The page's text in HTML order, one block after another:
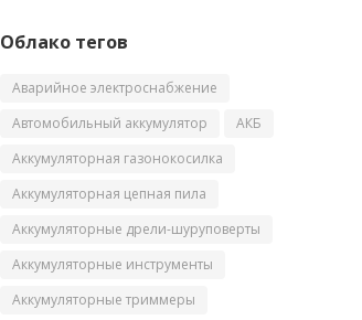
Облако тегов
Аварийное электроснабжение
Автомобильный аккумулятор
АКБ
Аккумуляторная газонокосилка
Аккумуляторная цепная пила
Аккумуляторные дрели-шуруповерты
Аккумуляторные инструменты
Аккумуляторные триммеры